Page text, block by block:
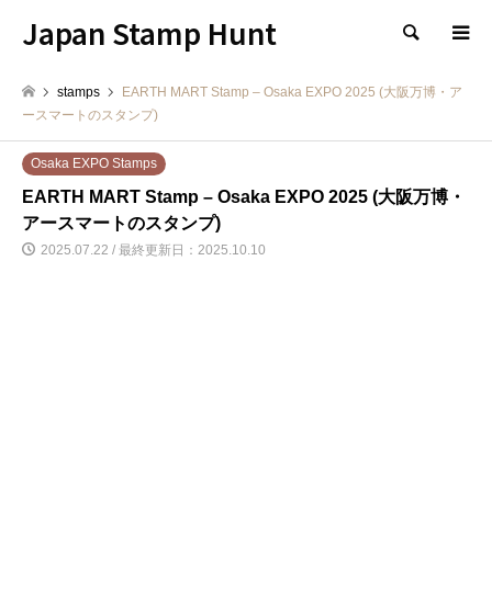
Japan Stamp Hunt 検索
stamps
EARTH MART Stamp – Osaka EXPO 2025 (大阪万博・ア
ースマートのスタンプ)
Osaka EXPO Stamps
EARTH MART Stamp – Osaka EXPO 2025 (大阪万博・
アースマートのスタンプ)
2025.07.22 / 最終更新日：2025.10.10